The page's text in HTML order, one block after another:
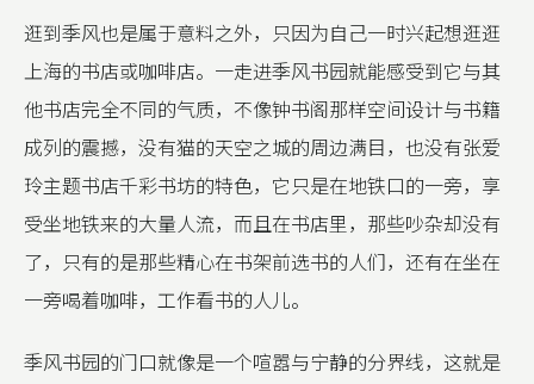
逛到季风也是属于意料之外，只因为自己一时兴起想逛逛
上海的书店或咖啡店。一走进季风书园就能感受到它与其
他书店完全不同的气质，不像钟书阁那样空间设计与书籍
成列的震撼，没有猫的天空之城的周边满目，也没有张爱
玲主题书店千彩书坊的特色，它只是在地铁口的一旁，享
受坐地铁来的大量人流，而且在书店里，那些吵杂却没有
了，只有的是那些精心在书架前选书的人们，还有在坐在
一旁喝着咖啡，工作看书的人儿。
季风书园的门口就像是一个喧嚣与宁静的分界线，这就是